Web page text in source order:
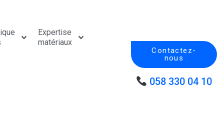
Expertise
matériaux
Contactez-
nous
058 330 04 10